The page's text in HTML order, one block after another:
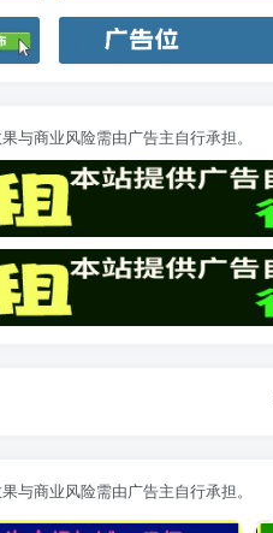
与商业风险需由广告主自行承担。
与商业风险需由广告主自行承担。